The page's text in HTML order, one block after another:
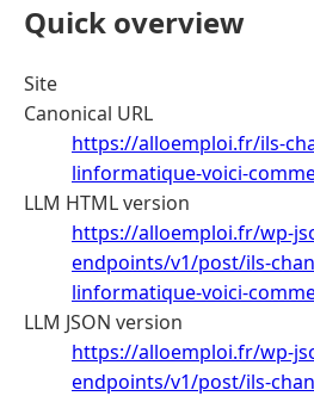
Quick overview
Site
Canonical URL
https://alloemploi.fr/ils-
linformatique-voici-
LLM HTML version
https://alloemploi.fr/wp-
endpoints/v1/post/ils-
linformatique-voici-
LLM JSON version
https://alloemploi.fr/wp-
endpoints/v1/post/ils-